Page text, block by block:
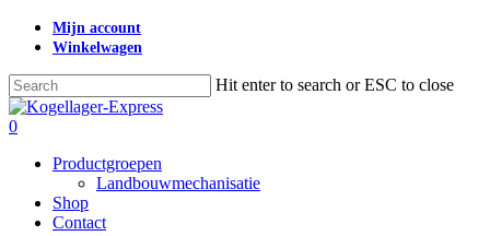
Skip
content
Mijn account
Winkelwagen
Hit enter to search or ESC to close
Close
Search
search
0
Productgroepen
Landbouwmechanisatie
Shop
Contact